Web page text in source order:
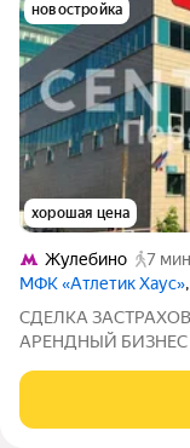
новостройка
хорошая цена
Жулебино
7
МФК «Атлетик Хаус»
СДЕЛКА
АРЕНДНЫЙ БИЗНЕС
укомплектована: